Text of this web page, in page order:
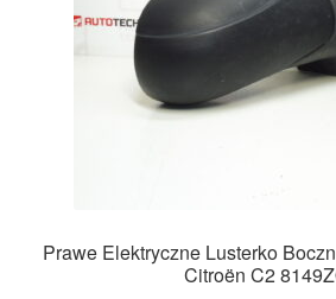
Prawe Elektryczne Lusterko
Citroën C2